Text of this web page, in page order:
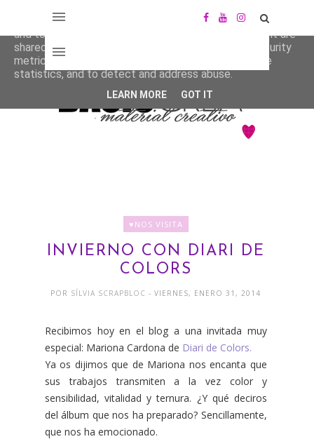
♥NOS VISITA
INVIERNO CON DIARI DE
COLORS
POR SÍLVIA SCRAPBLOC- VIERNES, ENERO 31, 2014
Recibimos hoy en el blog a una invitada muy
especial: Mariona Cardona de Diari de Colors.
Ya os dijimos que de Mariona nos encanta que
sus trabajos transmiten a la vez color y
sensibilidad, vitalidad y ternura. ¿Y qué deciros
del álbum que nos ha preparado? Sencillamente,
que nos ha emocionado.
This site uses cookies from Google to deliver its services
and to analyze traffic. Your IP address and user-agent are
shared with Google along with performance and security
metrics to ensure quality of service, generate usage
statistics, and to detect and address abuse.
LEARN MORE GOT IT